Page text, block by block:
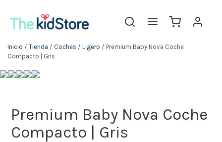
Inicio / Tienda / Coches / Ligero / Premium Baby Nova Coche
Compacto | Gris
Premium Baby Nova Coche
Compacto | Gris